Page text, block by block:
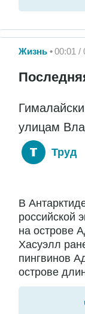
Жизнь 00:01 /
улицам
Труд
В
российской
на острове
Хасуэлл
пингвинов
острове